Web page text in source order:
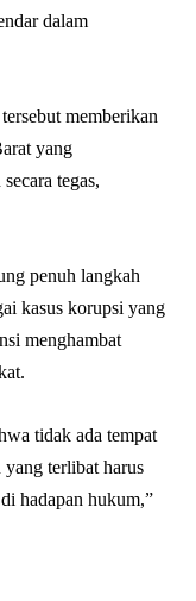
dalam
memberikan
yang
tegas,
penuh langkah
kasus korupsi yang
menghambat
tidak ada tempat
terlibat harus
hadapan hukum,”